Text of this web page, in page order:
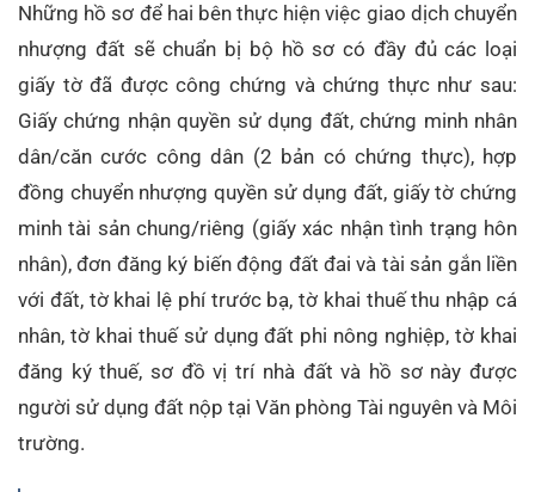
Những hồ sơ để hai bên thực hiện việc giao dịch chuyển
nhượng đất sẽ chuẩn bị bộ hồ sơ có đầy đủ các loại
giấy tờ đã được công chứng và chứng thực như sau:
Giấy chứng nhận quyền sử dụng đất, chứng minh nhân
dân/căn cước công dân (2 bản có chứng thực), hợp
đồng chuyển nhượng quyền sử dụng đất, giấy tờ chứng
minh tài sản chung/riêng (giấy xác nhận tình trạng hôn
nhân), đơn đăng ký biến động đất đai và tài sản gắn liền
với đất, tờ khai lệ phí trước bạ, tờ khai thuế thu nhập cá
nhân, tờ khai thuế sử dụng đất phi nông nghiệp, tờ khai
đăng ký thuế, sơ đồ vị trí nhà đất và hồ sơ này được
người sử dụng đất nộp tại Văn phòng Tài nguyên và Môi
trường.